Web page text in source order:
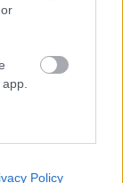
Policy